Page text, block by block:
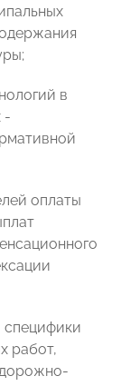
в
-
оплаты
специфики
работ,
дорожно-